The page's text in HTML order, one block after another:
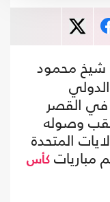
محمود
في القصر
وصوله
المتحدة
مباريات كأس